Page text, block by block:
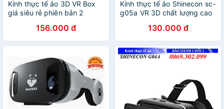
Kính thực tế ảo 3D VR Box
giá siêu rẻ phiên bản 2
156.000 đ
Kính thực tế ảo Shinecon sc-
g05a VR 3D chất lượng cao
130.000 đ